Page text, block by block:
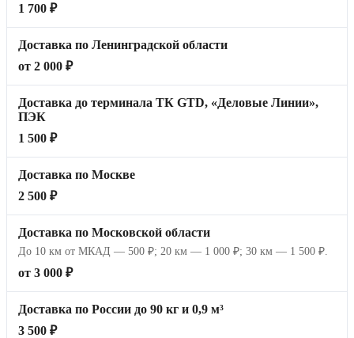
1 700 ₽
Доставка по Ленинградской области
от 2 000 ₽
Доставка до терминала ТК GTD, «Деловые Линии»,
ПЭК
1 500 ₽
Доставка по Москве
2 500 ₽
Доставка по Московской области
До 10 км от МКАД — 500 ₽; 20 км — 1 000 ₽; 30 км — 1 500 ₽.
от 3 000 ₽
Доставка по России до 90 кг и 0,9 м³
3 500 ₽